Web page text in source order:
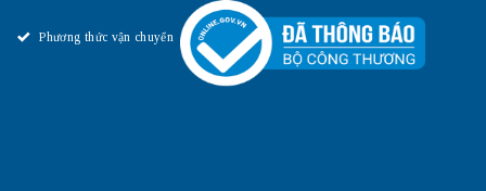
Phương thức vận chuyển